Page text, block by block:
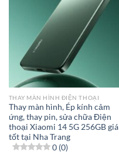
THAY MÀN HÌNH ĐIỆN THOẠI
Thay màn hình, Ép kính cảm
ứng, thay pin, sửa chữa Điện
thoại Xiaomi 14 5G 256GB giá
tốt tại Nha Trang
0 (0)